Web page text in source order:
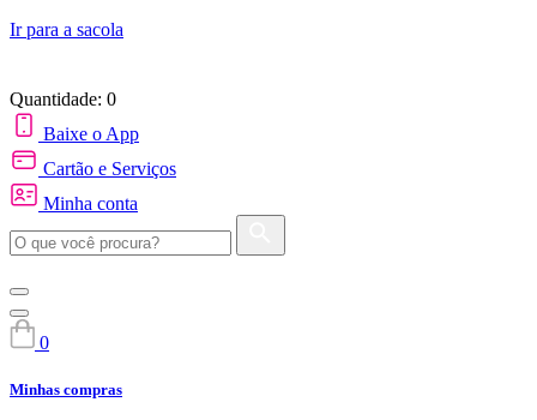
Ir para a sacola
Quantidade: 0
Baixe o App
Cartão e Serviços
Minha conta
0
Minhas compras